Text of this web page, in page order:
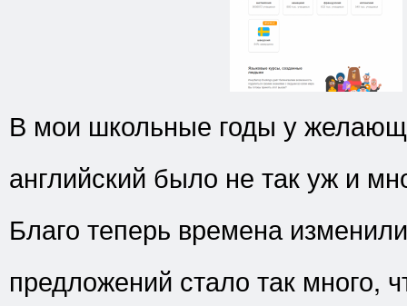
В мои школьные годы у
английский было не так уж и
Благо теперь времена
предложений стало так много,